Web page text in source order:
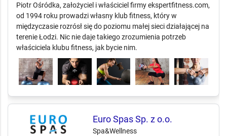
Piotr Ośródka, założyciel i właściciel firmy ekspertfitness.com,
od 1994 roku prowadzi własny klub fitness, który w
międzyczasie rozrósł się do poziomu małej sieci działającej na
terenie Łodzi. Nic nie daje takiego zrozumienia potrzeb
właściciela klubu fitness, jak bycie nim.
Euro Spas Sp. z o.o.
Spa&Wellness